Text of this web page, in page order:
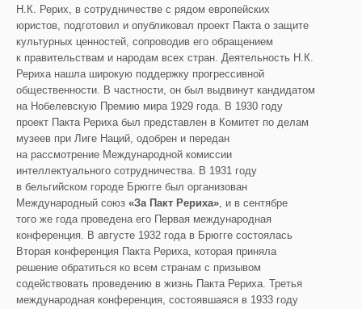
Н.К. Рерих, в сотрудничестве с рядом европейских
юристов, подготовил и опубликовал проект Пакта о защите
культурных ценностей, сопроводив его обращением
к правительствам и народам всех стран. Деятельность Н.К.
Рериха нашла широкую поддержку прогрессивной
общественности. В частности, он был выдвинут кандидатом
на Нобелевскую Премию мира 1929 года. В 1930 году
проект Пакта Рериха был представлен в Комитет по делам
музеев при Лиге Наций, одобрен и передан
на рассмотрение Международной комиссии
интеллектуального сотрудничества. В 1931 году
в бельгийском городе Брюгге был организован
Международный союз «За Пакт Рериха», и в сентябре
того же года проведена его Первая международная
конференция. В августе 1932 года в Брюгге состоялась
Вторая конференция Пакта Рериха, которая приняла
решение обратиться ко всем странам с призывом
содействовать проведению в жизнь Пакта Рериха. Третья
международная конференция, состоявшаяся в 1933 году